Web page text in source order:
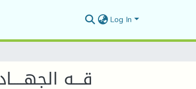
Log In
قـــه